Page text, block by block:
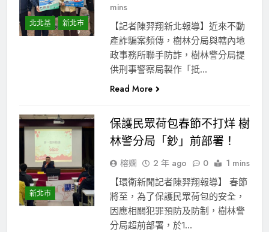
北北基 新北市
mins
【記者陳羿翔新北報導】近來不動
產詐騙案頻傳，樹林分局與轄內地
政事務所聯手防詐，樹林警分局提
供刑事警察局製作「抵…
Read More
新北市
保護民眾荷包春節不打烊 樹
林警分局「鈔」前部署！
榕嫻 2 年 ago 0 1 mins
【環衛新聞記者陳羿翔報導】 春節
將至，為了保護民眾荷包的安全，
因應相關犯罪預防及防制，樹林警
分局超前部署，於1…